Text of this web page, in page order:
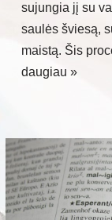
sujungia jį su
saulės šviesą,
maistą. Šis
daugiau »